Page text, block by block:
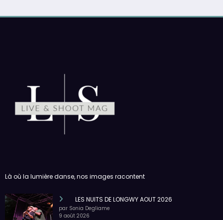
Là où la lumière danse, nos images racontent
LES NUITS DE LONGWY AOUT 2026
par Sonia Degliame
9 août 2026